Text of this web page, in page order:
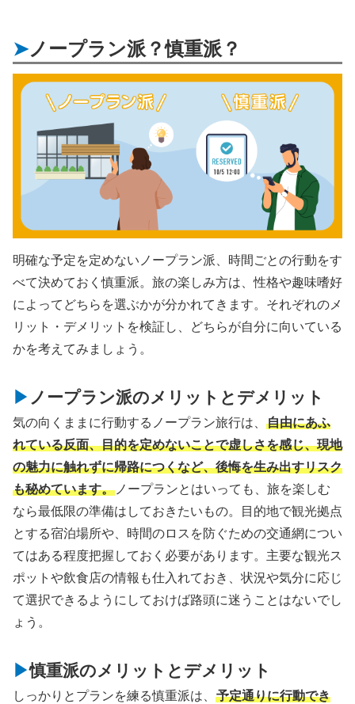
ノープラン派？慎重派？
明確な予定を定めないノープラン派、時間ごとの行動をす
べて決めておく慎重派。旅の楽しみ方は、性格や趣味嗜好
によってどちらを選ぶかが分かれてきます。それぞれのメ
リット・デメリットを検証し、どちらが自分に向いている
かを考えてみましょう。
ノープラン派のメリットとデメリット
気の向くままに行動するノープラン旅行は、 自由にあふ
れている反面、目的を定めないことで虚しさを感じ、現地
の魅力に触れずに帰路につくなど、後悔を生み出すリスク
も秘めています。 ノープランとはいっても、旅を楽しむ
なら最低限の準備はしておきたいもの。目的地で観光拠点
とする宿泊場所や、時間のロスを防ぐための交通網につい
てはある程度把握しておく必要があります。主要な観光ス
ポットや飲食店の情報も仕入れておき、状況や気分に応じ
て選択できるようにしておけば路頭に迷うことはないでし
ょう。
慎重派のメリットとデメリット
しっかりとプランを練る慎重派は、 予定通りに行動でき